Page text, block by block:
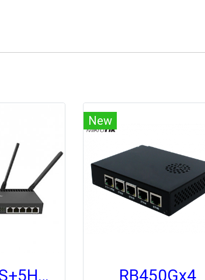
RB4011iGS+5HacQ2HnD-IN
New
RB450Gx4